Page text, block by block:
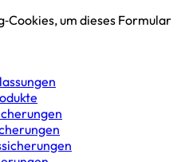
um dieses Formular